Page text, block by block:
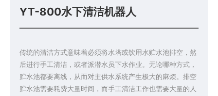
YT-800水下清洁机器人
传统的清洁方式意味着必须将水塔或饮用水贮水池排空，然
后进行手工清洁，或者派潜水员下水作业。无论哪种方式，
贮水池都要离线，从而对主供水系统产生极大的麻烦。排空
贮水池需要耗费大量时间，而手工清洁工作也需要大量的人